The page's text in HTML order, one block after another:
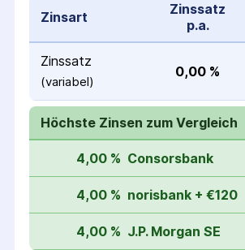
Zinsart
Zinssatz
p.a.
Zinssatz
(variabel)
0,00 %
Höchste Zinsen zum Vergleich
4,00 % Consorsbank
4,00 % norisbank + €120
4,00 % J.P. Morgan SE